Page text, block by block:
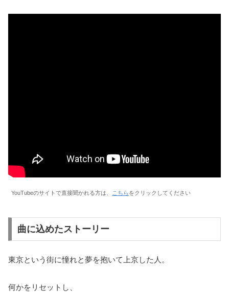
YouTubeのサイトで直接聞かれる方は、 こちらをクリックしてください
曲に込めたストーリー
東京という街に憧れと夢を抱いて上京した人。
何かをリセットし、